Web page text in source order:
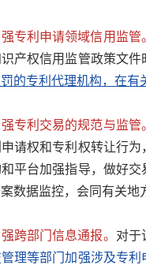
强专利申请领域信用监管
产权信用监管政策文
的专利代理机构，在
强专利交易的规范与监管
请权和专利权转让行
平台加强指导，做好
数据监控，会同有关地
强跨部门信息通报。 对于
理等部门加强涉及专